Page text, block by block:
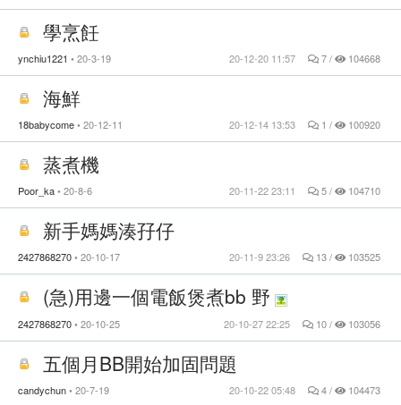
學烹飪
ynchiu1221 20-3-19 7 / 104668
20-12-20 11:57
海鮮
18babycome 20-12-11 1 / 100920
20-12-14 13:53
蒸煮機
Poor_ka 20-8-6 5 / 104710
20-11-22 23:11
新手媽媽湊孖仔
2427868270 20-10-17 13 / 103525
20-11-9 23:26
(急)用邊一個電飯煲煮bb 野
2427868270 20-10-25 10 / 103056
20-10-27 22:25
五個月BB開始加固問題
candychun 20-7-19 4 / 104473
20-10-22 05:48